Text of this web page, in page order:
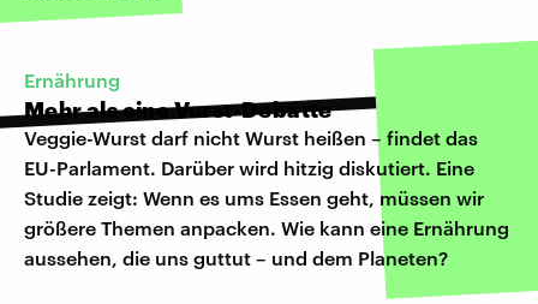
Ernährung
Mehr als eine Vurst-Debatte
Veggie-Wurst darf nicht Wurst heißen – findet das
EU-Parlament. Darüber wird hitzig diskutiert. Eine
Studie zeigt: Wenn es ums Essen geht, müssen wir
größere Themen anpacken. Wie kann eine Ernährung
aussehen, die uns guttut – und dem Planeten?